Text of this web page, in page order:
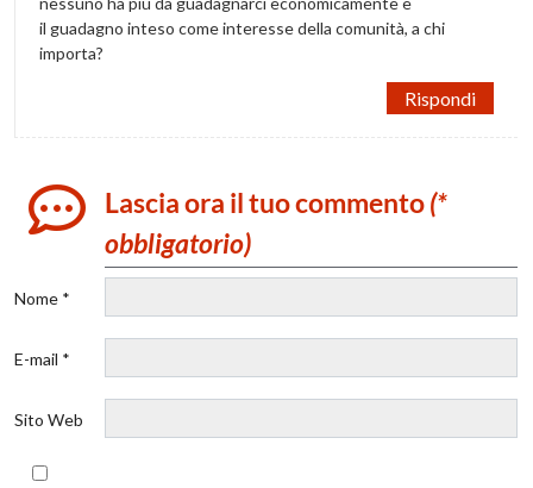
il guadagno inteso come interesse della comunità, a chi
importa?
Rispondi
Lascia ora il tuo commento(*
obbligatorio)
Nome *
E-mail *
Sito Web